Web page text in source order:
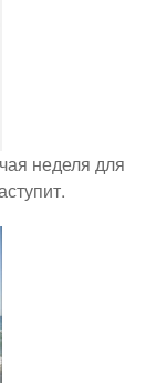
неделя для